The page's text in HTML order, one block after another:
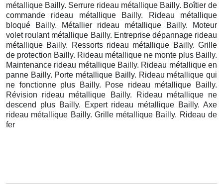
métallique Bailly. Serrure rideau métallique Bailly. Boîtier de
commande rideau métallique Bailly. Rideau métallique
bloqué Bailly. Métallier rideau métallique Bailly. Moteur
volet roulant métallique Bailly. Entreprise dépannage rideau
métallique Bailly. Ressorts rideau métallique Bailly. Grille
de protection Bailly. Rideau métallique ne monte plus Bailly.
Maintenance rideau métallique Bailly. Rideau métallique en
panne Bailly. Porte métallique Bailly. Rideau métallique qui
ne fonctionne plus Bailly. Pose rideau métallique Bailly.
Révision rideau métallique Bailly. Rideau métallique ne
descend plus Bailly. Expert rideau métallique Bailly. Axe
rideau métallique Bailly. Grille métallique Bailly. Rideau de
fer